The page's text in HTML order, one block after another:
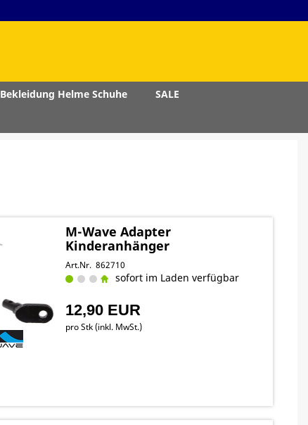
Bekleidung Helme Schuhe
SALE
M-Wave Adapter
Kinderanhänger
Art.Nr. 862710
sofort im Laden verfügbar
12,90 EUR
pro Stk (inkl. MwSt.)